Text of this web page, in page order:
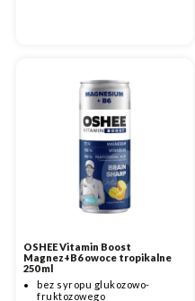
OSHEE Vitamin Boost
Magnez+B6 owoce tropikalne
250 ml
bez syropu glukozowo-
fruktozowego